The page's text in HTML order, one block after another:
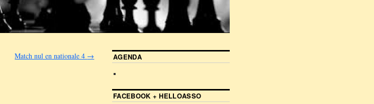
Match nul en nationale 4 → AGENDA
FACEBOOK + HELLOASSO